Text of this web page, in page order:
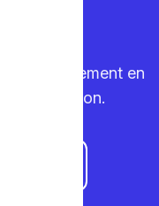
Déplacement en
votre région.
51 58